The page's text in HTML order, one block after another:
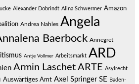
Alexander Dobrindt Alina Schwermer Amazon
Andrea Nahles Angela
Baerbock Annegret
Antje Vollmer Arbeitsmarkt ARD
Armin Laschet ARTE Asylrecht
Auswärtiges Amt Axel Springer SE Baden-